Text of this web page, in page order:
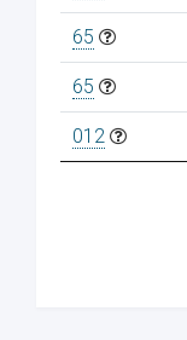
65
65
012